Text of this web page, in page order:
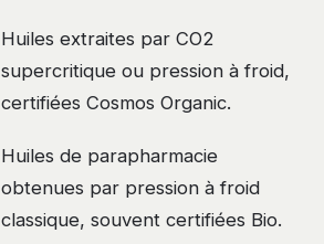
Huiles extraites par CO2
supercritique ou pression à froid,
certifiées Cosmos Organic.
Huiles de parapharmacie
obtenues par pression à froid
classique, souvent certifiées Bio.